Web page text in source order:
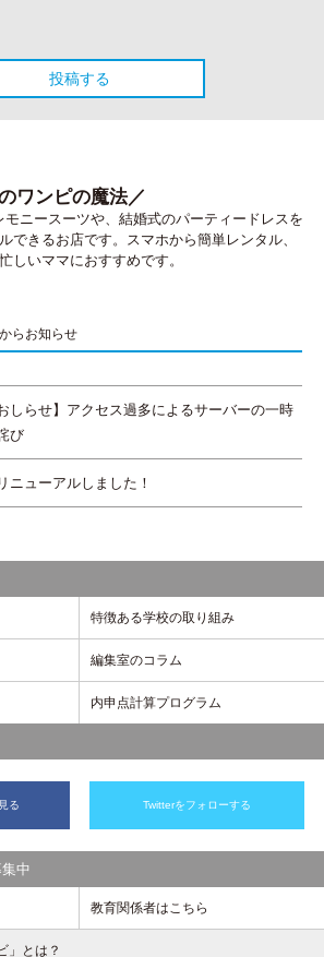
ワンピの魔法／
ニースーツや、結婚式のパーティードレスを
できるお店です。スマホから簡単レンタル、
しいママにおすすめです。
らお知らせ
しらせ】アクセス過多によるサーバーの一時
び
ニューアルしました！
特徴ある学校の取り組み
編集室のコラム
内申点計算プログラム
る Twitterをフォローする
中
教育関係者はこちら
」とは？